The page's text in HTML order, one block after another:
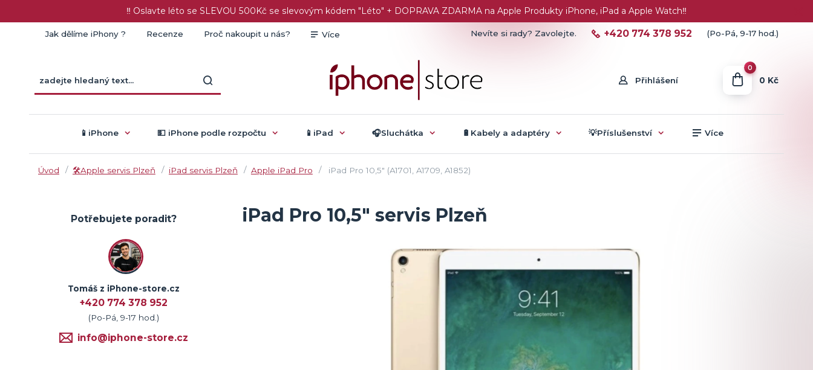
‼️ Oslavte léto se SLEVOU 500Kč se slevovým kódem "Léto" + DOPRAVA ZDARMA na Apple Produkty iPhone, iPad a Apple Watch‼️
Jak dělíme iPhony ? Recenze Proč nakoupit u nás? Více
Přihlášení
Nevíte si rady? Zavolejte. +420 774 378 952 (Po-Pá, 9-17 hod.)
0
0 Kč
📱iPhone 💵 iPhone podle rozpočtu 📱iPad 🎧Sluchátka 🔋Kabely a adaptéry 💡Příslušenství Více
Úvod 🛠️Apple servis Plzeň iPad servis Plzeň Apple iPad Pro iPad Pro 10,5" (A1701, A1709, A1852)
iPad Pro 10,5" servis Plzeň
Potřebujete poradit?
Tomáš z iPhone-store.cz
+420 774 378 952
(Po-Pá, 9-17 hod.)
info@iphone-store.cz